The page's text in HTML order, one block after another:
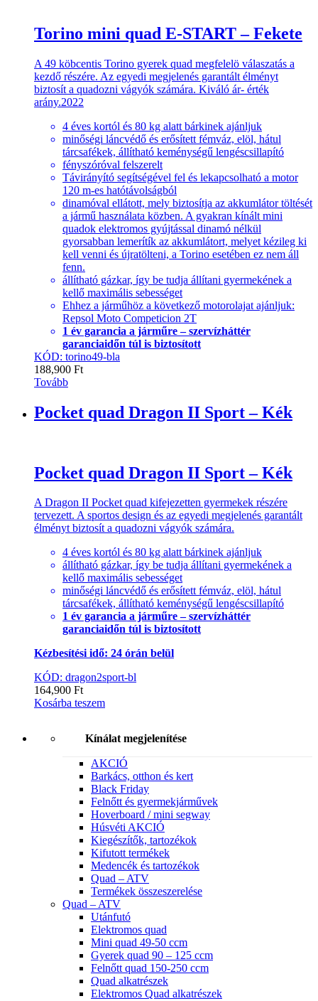
Torino mini quad E-START – Fekete
A 49 köbcentis Torino gyerek quad megfelelö válaszatás a
kezdő részére. Az egyedi megjelenés garantált élményt
biztosít a quadozni vágyók számára. Kiváló ár- érték
arány.2022
4 éves kortól és 80 kg alatt bárkinek ajánljuk
minőségi láncvédő és erősített fémváz, elöl, hátul
tárcsafékek, állítható keménységű lengéscsillapító
fényszóróval felszerelt
Távirányító segítségével fel és lekapcsolható a motor
120 m-es hatótávolságból
dinamóval ellátott, mely biztosítja az akkumlátor töltését
a jármű használata közben. A gyakran kínált mini
quadok elektromos gyújtással dinamó nélkül
gyorsabban lemerítík az akkumlátort, melyet kézileg ki
kell venni és újratölteni, a Torino esetében ez nem áll
fenn.
állítható gázkar, így be tudja állítani gyermekének a
kellő maximális sebességet
Ehhez a járműhöz a következő motorolajat ajánljuk:
Repsol Moto Competicion 2T
1 év garancia a járműre – szervízháttér
garanciaidőn túl is biztosított
KÓD: torino49-bla
188,900 Ft
Tovább
Pocket quad Dragon II Sport – Kék
Pocket quad Dragon II Sport – Kék
A Dragon II Pocket quad kifejezetten gyermekek részére
tervezett. A sportos design és az egyedi megjelenés garantált
élményt biztosít a quadozni vágyók számára.
4 éves kortól és 80 kg alatt bárkinek ajánljuk
állítható gázkar, így be tudja állítani gyermekének a
kellő maximális sebességet
minőségi láncvédő és erősített fémváz, elöl, hátul
tárcsafékek, állítható keménységű lengéscsillapító
1 év garancia a járműre – szervízháttér
garanciaidőn túl is biztosított
Kézbesítési idő: 24 órán belül
KÓD: dragon2sport-bl
164,900 Ft
Kosárba teszem
Kínálat megjelenítése
AKCIÓ
Barkács, otthon és kert
Black Friday
Felnőtt és gyermekjárművek
Hoverboard / mini segway
Húsvéti AKCIÓ
Kiegészítők, tartozékok
Kifutott termékek
Medencék és tartozékok
Quad – ATV
Termékek összeszerelése
Quad – ATV
Utánfutó
Elektromos quad
Mini quad 49-50 ccm
Gyerek quad 90 – 125 ccm
Felnőtt quad 150-250 ccm
Quad alkatrészek
Elektromos Quad alkatrészek